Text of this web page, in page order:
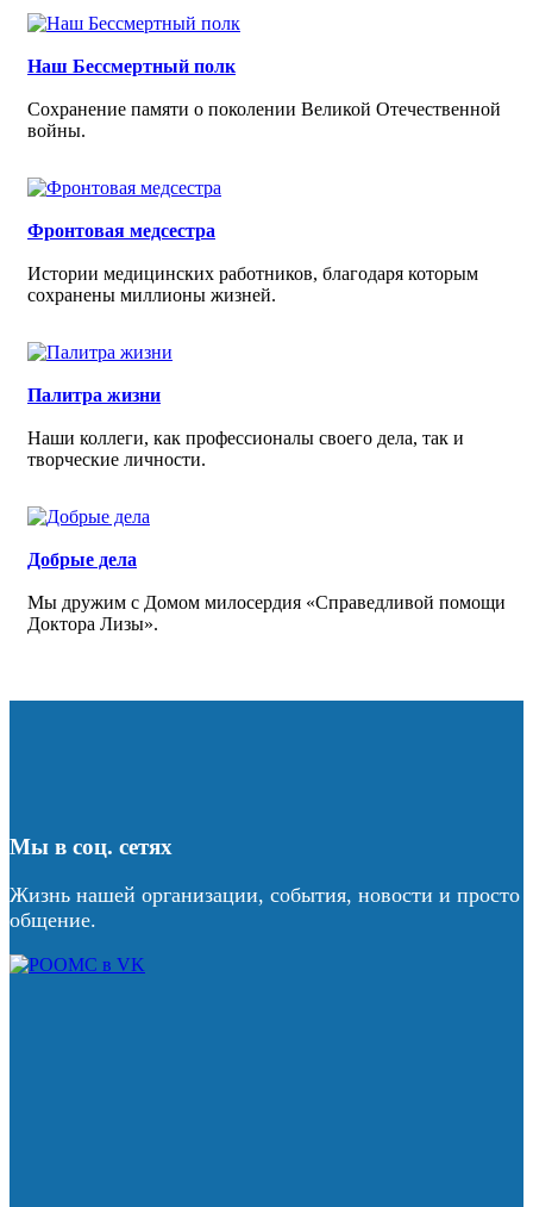
Наш Бессмертный полк
Сохранение памяти о поколении Великой Отечественной
войны.
Фронтовая медсестра
Истории медицинских работников, благодаря которым
сохранены миллионы жизней.
Палитра жизни
Наши коллеги, как профессионалы своего дела, так и
творческие личности.
Добрые дела
Мы дружим с Домом милосердия «Справедливой помощи
Доктора Лизы».
Мы в соц. сетях
Жизнь нашей организации, события, новости и просто
общение.